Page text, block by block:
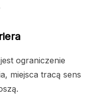
jest ograniczenie
miejsca tracą sens